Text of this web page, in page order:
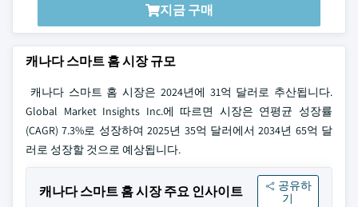
지금 구매
캐나다 스마트 홈 시장 규모
캐나다 스마트 홈 시장은 2024년에 31억 달러로 추산됩니다.
Global Market Insights Inc.에 따르면 시장은 연평균 성장률
(CAGR) 7.3%로 성장하여 2025년 35억 달러에서 2034년 65억 달
러로 성장할 것으로 예상됩니다.
캐나다 스마트 홈 시장 주요 인사이트
공유하
기